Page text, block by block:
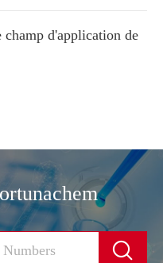
d'application de
